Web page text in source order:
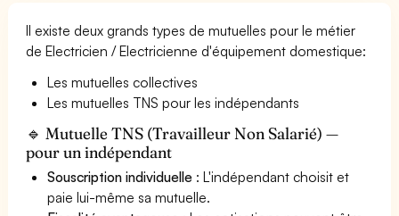
Il existe deux grands types de mutuelles pour le métier
de Electricien / Electricienne d'équipement domestique:
Les mutuelles collectives
Les mutuelles TNS pour les indépendants
🔹 Mutuelle TNS (Travailleur Non Salarié) —
pour un indépendant
Souscription individuelle : L'indépendant choisit et
paie lui-même sa mutuelle.